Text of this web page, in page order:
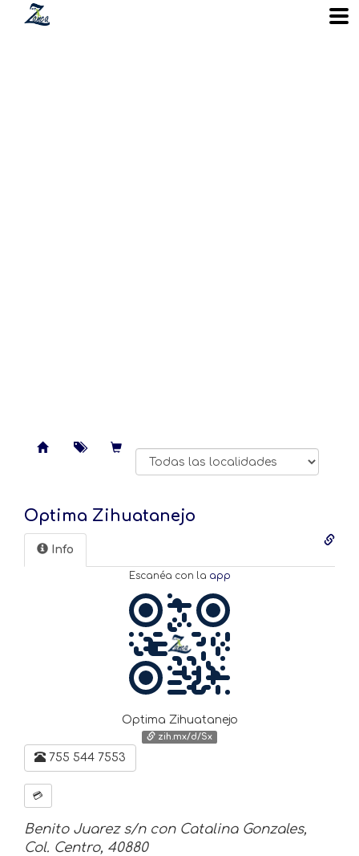
Optima Zihuatanejo
Info
Escanéa con la app
Optima Zihuatanejo
zih.mx/d/Sx
755 544 7553
💳
Benito Juarez s/n con Catalina Gonzales,
Col. Centro, 40880